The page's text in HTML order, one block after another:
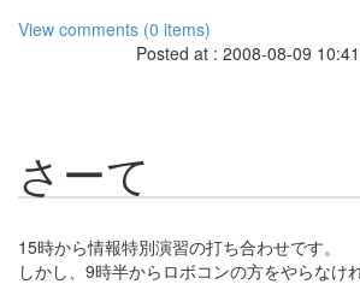
View comments (0 items)
Posted at : 2008-08-09
さーて
15時から情報特別演習の打ち合わせです。
しかし、9時半からロボコンの方をやらなけ